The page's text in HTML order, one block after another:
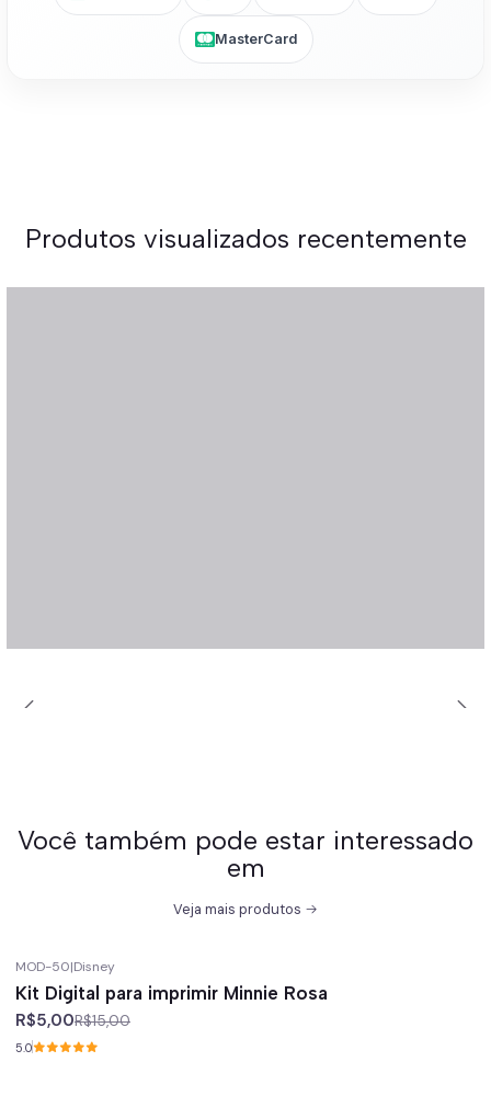
MasterCard
Produtos visualizados recentemente
Você também pode estar interessado
em
Veja mais produtos
MOD-50|Disney
Kit Digital para imprimir Minnie Rosa
R$5,00R$15,00
5.0